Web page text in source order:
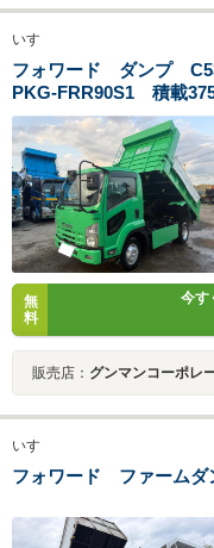
いすゞ
フォワード ダンプ
PKG-FRR90S1 積載
無
料
今す
販売店： グンマンコーポレ
いすゞ
フォワード ファーム